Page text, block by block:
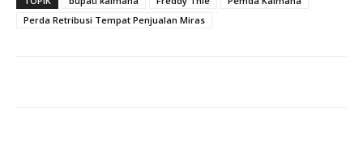
Perda Retribusi Tempat Penjualan Miras